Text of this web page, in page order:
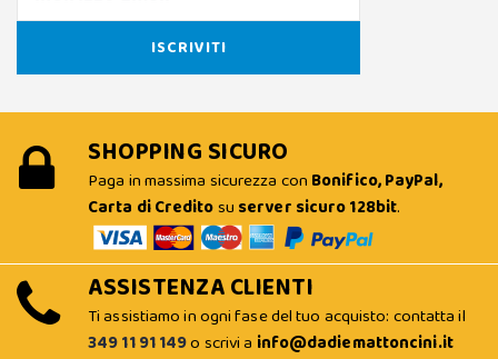
SHOPPING SICURO
Paga in massima sicurezza con Bonifico, PayPal,
Carta di Creditosu server sicuro 128bit.
ASSISTENZA CLIENTI
Ti assistiamo in ogni fase del tuo acquisto: contatta il
349 11 91 149o scrivi a info@dadiemattoncini.it